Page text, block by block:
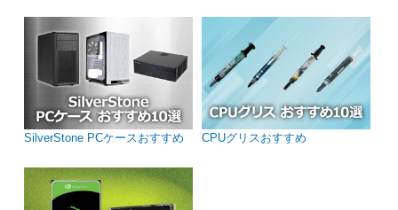
SilverStone PCケースおすすめ CPUグリスおすすめ